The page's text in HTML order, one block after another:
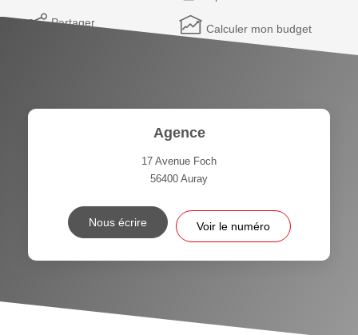
Partager Calculer mon budget
Agence
17 Avenue Foch
56400 Auray
Nous écrire Voir le numéro